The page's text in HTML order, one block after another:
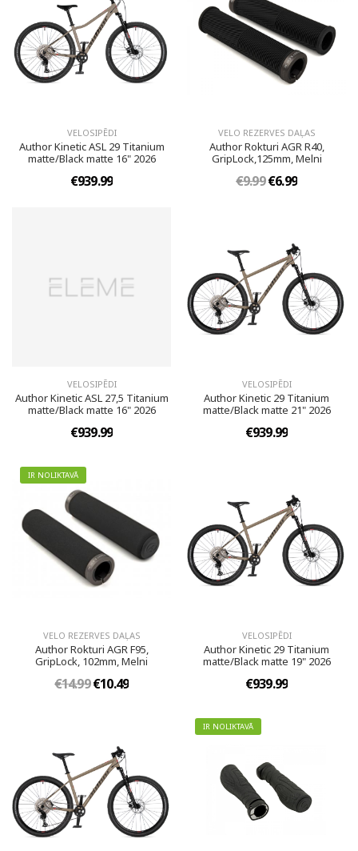
VELOSIPĒDI
Author Kinetic ASL 29 Titanium
matte/Black matte 16" 2026
€939.99
VELO REZERVES DAĻAS
Author Rokturi AGR R40,
GripLock,125mm, Melni
€9.99€6.99
VELOSIPĒDI
Author Kinetic ASL 27,5 Titanium
matte/Black matte 16" 2026
€939.99
VELOSIPĒDI
Author Kinetic 29 Titanium
matte/Black matte 21" 2026
€939.99
IR NOLIKTAVĀ
VELO REZERVES DAĻAS
Author Rokturi AGR F95,
GripLock, 102mm, Melni
€14.99€10.49
VELOSIPĒDI
Author Kinetic 29 Titanium
matte/Black matte 19" 2026
€939.99
IR NOLIKTAVĀ